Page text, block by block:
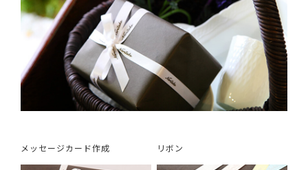
メッセージカード作成 リボン